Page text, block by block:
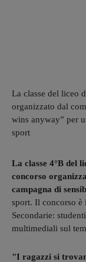
La classe del liceo
organizzato dal
wins anyway” per
sport
La classe 4°B del
concorso
campagna di
sport. Il concorso è
Secondarie:
multimediali sul
"I ragazzi si